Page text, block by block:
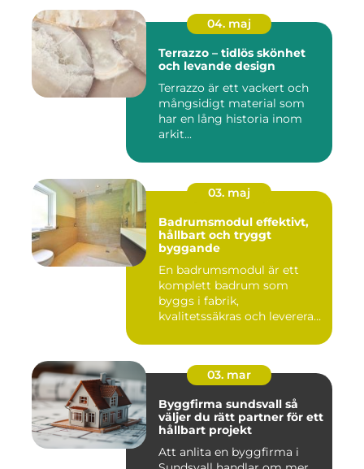
04. maj
Terrazzo – tidlös skönhet
och levande design
Terrazzo är ett vackert och
mångsidigt material som
har en lång historia inom
arkit...
03. maj
Badrumsmodul effektivt,
hållbart och tryggt
byggande
En badrumsmodul är ett
komplett badrum som
byggs i fabrik,
kvalitetssäkras och levereras
03. mar
Byggfirma sundsvall så
väljer du rätt partner för ett
hållbart projekt
Att anlita en byggfirma i